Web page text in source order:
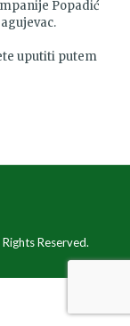
Popadić
uputiti putem
Rights Reserved.